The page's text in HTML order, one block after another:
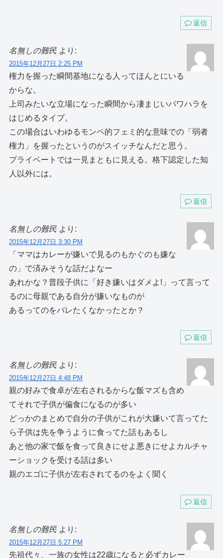
返信
名無しの難民 より:
2015年12月27日 2:25 PM
権力を握った瞬間基地になる人ってほんとにいる
からな。
上司みたいな立場になった瞬間から凄まじいパワハラを
はじめるタイプ。
この場合はいわゆるモンペ的フェミ的な意味での「弱者
権力」を握ったというのがスイッチなんだと思う。
プライベートでは一見まともに見える。格下認定した知
人以外には。
返信
名無しの難民 より:
2015年12月27日 3:30 PM
「ママはカレーが嫌いで見るのもかぐのも嫌な
の」で済みそうな話だよなー
あれかな？普段子供に「好き嫌いはダメよ!」って言って
るのに母親である自分が嫌いなものが
あるってのをバレたくなかったとか？
返信
名無しの難民 より:
2015年12月27日 4:48 PM
親の好みで食卓が左右されるからな飯マズも含め
てそれで子供が偏食になるのが多い
どっかのまとめで自分の子供がこれが大嫌いて言ってた
ら子供は先を争うように食ってた話もあるし
あと他の家で飯を食って良きにせよ悪きにせよカルチャ
ーショックを受ける話は多い
親のエゴに子供が左右されてるのをよく聞く
返信
名無しの難民 より:
2015年12月27日 5:27 PM
先祖代々、一族の女性は22歳になると必ずカレー